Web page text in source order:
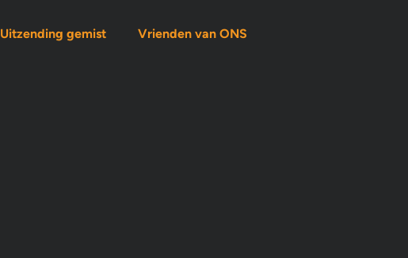
Uitzending gemist Vrienden van ONS